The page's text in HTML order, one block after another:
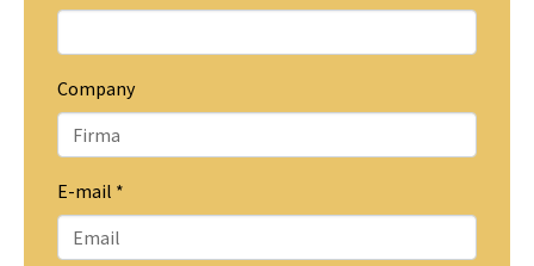
Company
E-mail *